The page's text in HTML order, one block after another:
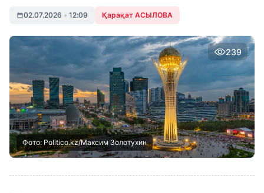
02.07.2026 • 12:09 Қарақат АСЫЛОВА
239
Фото: Politico.kz/Максим Золотухин